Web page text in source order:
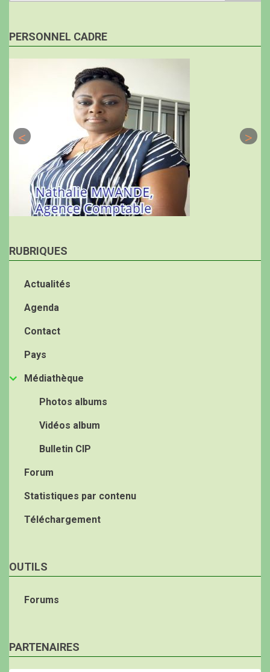
PERSONNEL CADRE
RUBRIQUES
Actualités
Agenda
Contact
Pays
Médiathèque
Photos albums
Vidéos album
Bulletin CIP
Forum
Statistiques par contenu
Téléchargement
OUTILS
Forums
PARTENAIRES